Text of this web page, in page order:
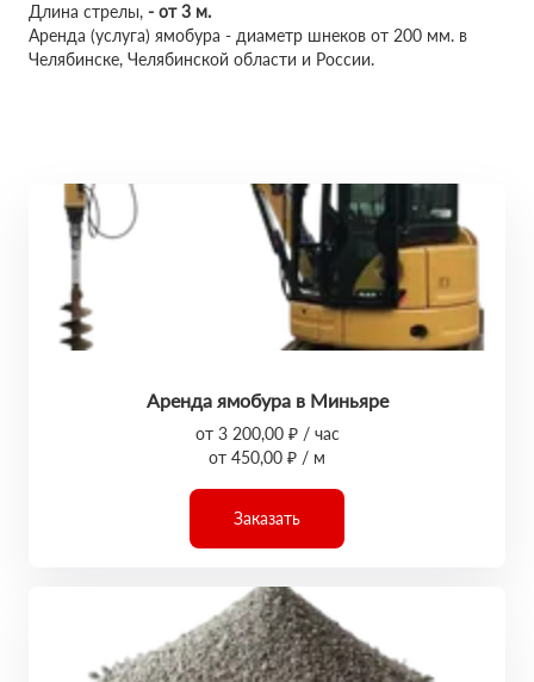
Длина стрелы, - от 3 м.
Аренда (услуга) ямобура - диаметр шнеков от 200 мм. в
Челябинске, Челябинской области и России.
Аренда ямобура в Миньяре
от 3 200,00 ₽ / час
от 450,00 ₽ / м
Заказать